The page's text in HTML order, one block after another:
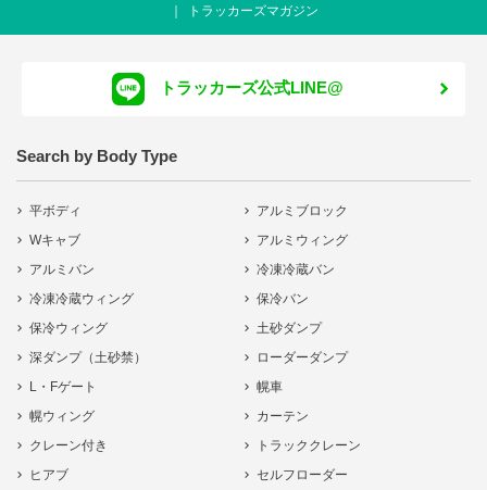
トラッカーズマガジン
トラッカーズ公式LINE@
Search by Body Type
平ボディ
アルミブロック
Wキャブ
アルミウィング
アルミバン
冷凍冷蔵バン
冷凍冷蔵ウィング
保冷バン
保冷ウィング
土砂ダンプ
深ダンプ（土砂禁）
ローダーダンプ
L・Fゲート
幌車
幌ウィング
カーテン
クレーン付き
トラッククレーン
ヒアブ
セルフローダー